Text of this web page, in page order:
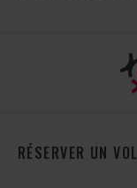
RÉSERVER UN VOL